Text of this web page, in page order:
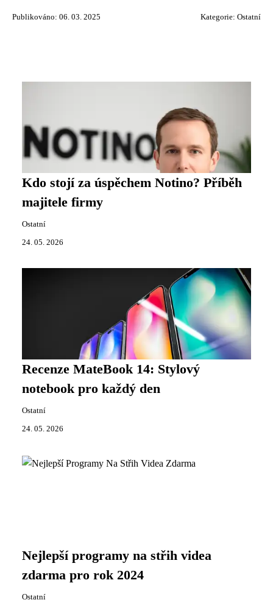
Publikováno: 06. 03. 2025 Kategorie: Ostatní
Kdo stojí za úspěchem Notino? Příběh
majitele firmy
Ostatní
24. 05. 2026
Recenze MateBook 14: Stylový
notebook pro každý den
Ostatní
24. 05. 2026
Nejlepší programy na střih videa
zdarma pro rok 2024
Ostatní